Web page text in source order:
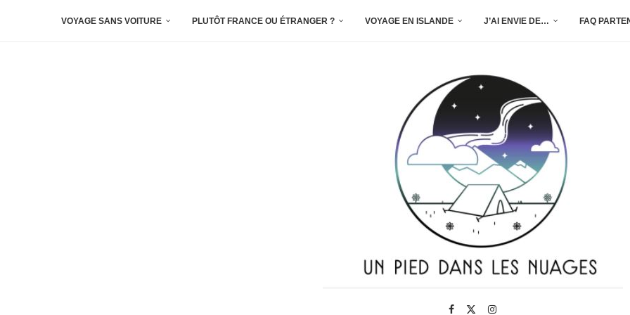
VOYAGE SANS VOITURE PLUTÔT FRANCE OU ÉTRANGER ? VOYAGE EN ISLANDE J’AI ENVIE DE… FAQ